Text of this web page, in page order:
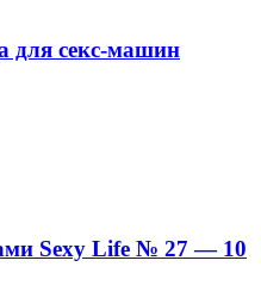
для секс-машин
Sexy Life № 27 — 10